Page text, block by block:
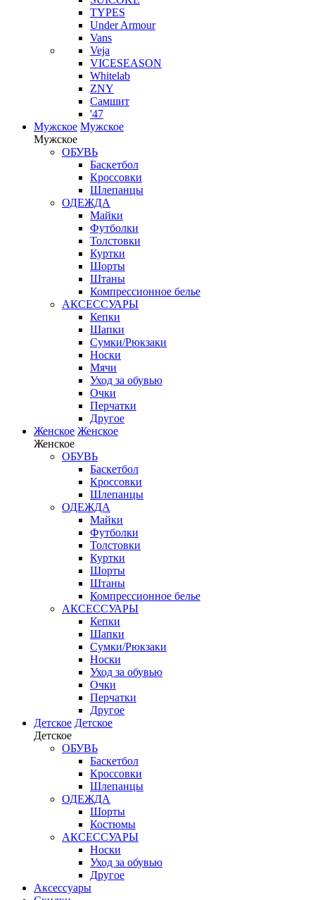
TYPES
Under Armour
Vans
Veja
VICESEASON
Whitelab
ZNY
Самшит
'47
Мужское Мужское
Мужское
ОБУВЬ
Баскетбол
Кроссовки
Шлепанцы
ОДЕЖДА
Майки
Футболки
Толстовки
Куртки
Шорты
Штаны
Компрессионное белье
АКСЕССУАРЫ
Кепки
Шапки
Сумки/Рюкзаки
Носки
Мячи
Уход за обувью
Очки
Перчатки
Другое
Женское Женское
Женское
ОБУВЬ
Баскетбол
Кроссовки
Шлепанцы
ОДЕЖДА
Майки
Футболки
Толстовки
Куртки
Шорты
Штаны
Компрессионное белье
АКСЕССУАРЫ
Кепки
Шапки
Сумки/Рюкзаки
Носки
Уход за обувью
Очки
Перчатки
Другое
Детское Детское
Детское
ОБУВЬ
Баскетбол
Кроссовки
Шлепанцы
ОДЕЖДА
Шорты
Костюмы
АКСЕССУАРЫ
Носки
Уход за обувью
Другое
Аксессуары